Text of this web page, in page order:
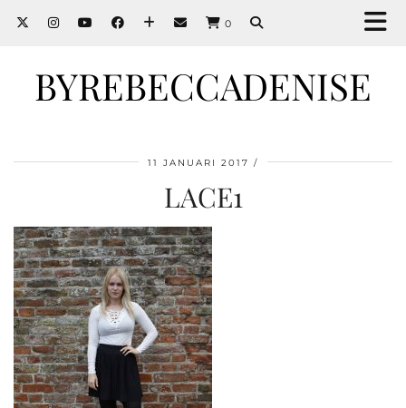
0
BYREBECCADENISE
11 JANUARI 2017
LACE1